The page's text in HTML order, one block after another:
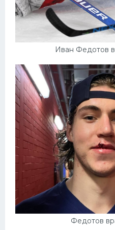
Иван Федотов
Федотов